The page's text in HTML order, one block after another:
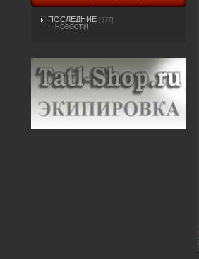
ПОСЛЕДНИЕ [377]
НОВОСТИ